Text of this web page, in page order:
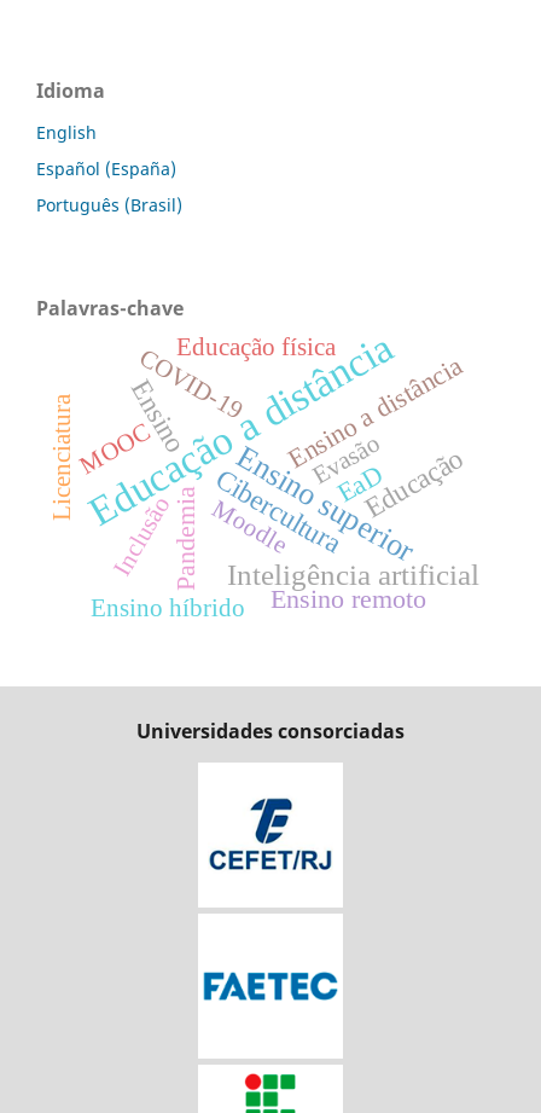
Idioma
English
Español (España)
Português (Brasil)
Palavras-chave
Educação a distância
Ensino superior
Inteligência artificial
Educação
Ensino
CiberculturaEaD
Ensino a distância
Pandemia
Ensino remoto
Inclusão
Ensino híbrido
COVID-19
MOOC
Educação física
Evasão
Moodle
Licenciatura
Universidades consorciadas